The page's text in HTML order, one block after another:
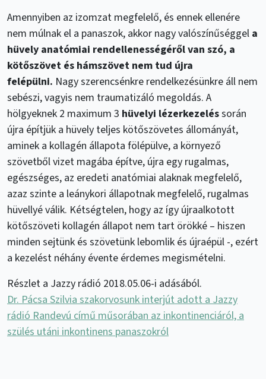
Amennyiben az izomzat megfelelő, és ennek ellenére
nem múlnak el a panaszok, akkor nagy valószínűséggel a
hüvely anatómiai rendellenességéről van szó, a
kötőszövet és hámszövet nem tud újra
felépülni. Nagy szerencsénkre rendelkezésünkre áll nem
sebészi, vagyis nem traumatizáló megoldás. A
hölgyeknek 2 maximum 3 hüvelyi lézerkezeléssorán
újra építjük a hüvely teljes kötőszövetes állományát,
aminek a kollagén állapota fölépülve, a környező
szövetből vizet magába építve, újra egy rugalmas,
egészséges, az eredeti anatómiai alaknak megfelelő,
azaz szinte a leánykori állapotnak megfelelő, rugalmas
hüvellyé válik. Kétségtelen, hogy az így újraalkotott
kötőszöveti kollagén állapot nem tart örökké – hiszen
minden sejtünk és szövetünk lebomlik és újraépül -, ezért
a kezelést néhány évente érdemes megismételni.
Részlet a Jazzy rádió 2018.05.06-i adásából.
Dr. Pácsa Szilvia szakorvosunk interjút adott a Jazzy
rádió Randevú című műsorában az inkontinenciáról, a
szülés utáni inkontinens panaszokról